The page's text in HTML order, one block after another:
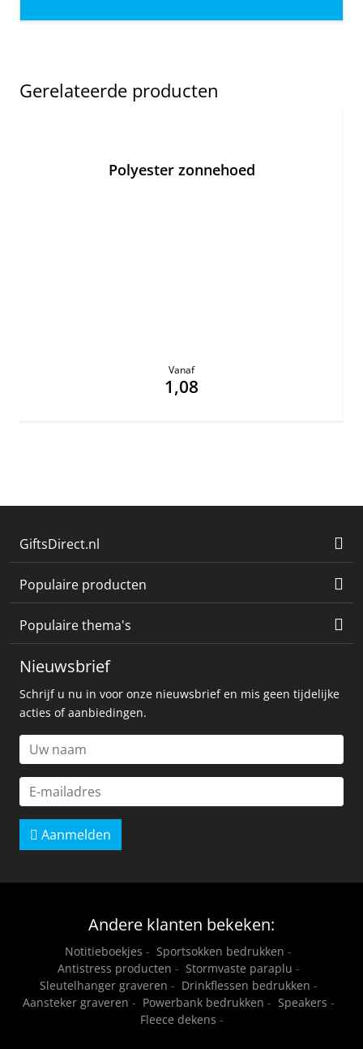
Gerelateerde producten
Polyester zonnehoed
Vanaf
1,08
GiftsDirect.nl
Populaire producten
Populaire thema's
Nieuwsbrief
Schrijf u nu in voor onze nieuwsbrief en mis geen tijdelijke
acties of aanbiedingen.
Aanmelden
Andere klanten bekeken:
Notitieboekjes - Sportsokken bedrukken -
Antistress producten - Stormvaste paraplu -
Sleutelhanger graveren - Drinkflessen bedrukken -
Aansteker graveren - Powerbank bedrukken - Speakers -
Fleece dekens -